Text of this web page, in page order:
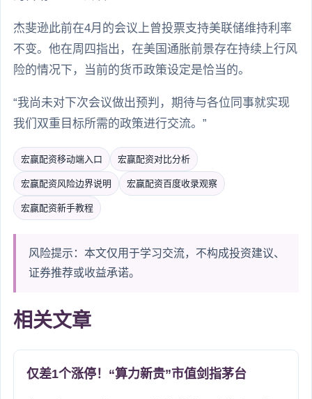
杰斐逊此前在4月的会议上曾投票支持美联储维持利率
不变。他在周四指出，在美国通胀前景存在持续上行风
险的情况下，当前的货币政策设定是恰当的。
“我尚未对下次会议做出预判，期待与各位同事就实现
我们双重目标所需的政策进行交流。”
宏赢配资移动端入口 宏赢配资对比分析
宏赢配资风险边界说明 宏赢配资百度收录观察
宏赢配资新手教程
风险提示：本文仅用于学习交流，不构成投资建议、
证券推荐或收益承诺。
相关文章
仅差1个涨停！“算力新贵”市值剑指茅台